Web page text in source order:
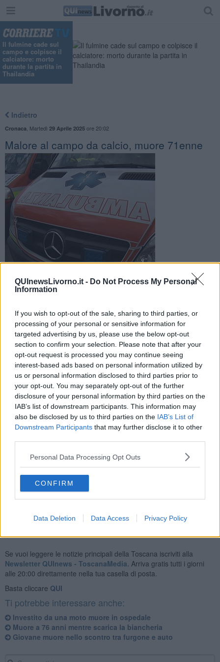
QUInewsLivorno.it - Do Not Process My Personal
Information
If you wish to opt-out of the sale, sharing to third parties, or
processing of your personal or sensitive information for
targeted advertising by us, please use the below opt-out
section to confirm your selection. Please note that after your
opt-out request is processed you may continue seeing
interest-based ads based on personal information utilized by
us or personal information disclosed to third parties prior to
your opt-out. You may separately opt-out of the further
disclosure of your personal information by third parties on the
IAB’s list of downstream participants. This information may
also be disclosed by us to third parties on the IAB’s List of
Downstream Participants that may further disclose it to other
Personal Data Processing Opt Outs
CONFIRM
Data Deletion Data Access Privacy Policy
Il fulmine cade sul
campo e colpisce il
calciatore: morto
durante la partita in
Thailandia
Indietro
Cronaca Martedì 29 Aprile 2025ore 20:02
Malore al campo da calcio, muore 71enne
Foto di repertorio
Sul posto sono intervenute ambulanza e automedica ma
LIVORNO —Un uomo di 71 anni, residente a Seravezza, e
dirigente di calcio, oggi, 29 Aprile verso le 17,30 è andato in arresto
cardiaco mentre si trovava al campo da calcio in via Turati, nella
zona di Shangay.
Sul posto sono intervenute un'ambulanza della Croce Rossa e
l'automedica. Sono intervenute anche le forze dell'ordine.
Nonostante i tentativi di rianimare l'uomo con il defibrillatore e da
parte del personale del 118 presente, l'uomo è deceduto.
(Notizia in aggiornamento)
Se vuoi leggere le notizie principali della Toscana iscriviti alla
Newsletter QUInews - ToscanaMedia. Arriva gratis tutti i giorni
alle 20:00 direttamente nella tua casella di posta.
Basta cliccare QUI
Ti potrebbe interessare anche:
Investito da una moto muore in ospedale
Muore a 76 anni mentre scarica la biancheria
Giovane muore nello scontro tra furgone e auto